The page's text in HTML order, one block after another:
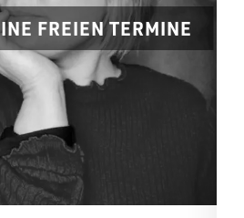
FREIEN TERMINE